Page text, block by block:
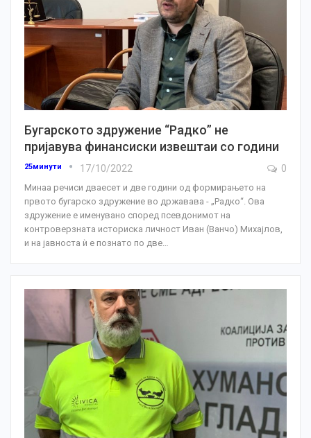
Бугарското здружение “Радко” не
пријавува финансиски извештаи со години
25минути 17/10/2022 0
Минаа речиси дваесет и две години од формирањето на
првото бугарско здружение во државава - „Радко“. Ова
здружение е именувано според псевдонимот на
контроверзната историска личност Иван (Ванчо) Михајлов,
и на јавноста ѝ е познато по две